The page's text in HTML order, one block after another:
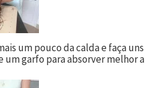
um pouco da calda e faça uns
um garfo para absorver melhor a